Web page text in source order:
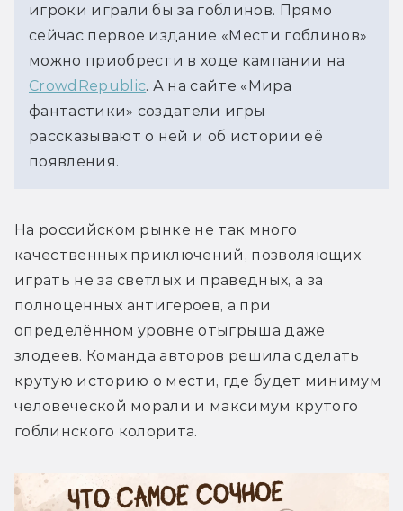
игроки играли бы за гоблинов. Прямо
сейчас первое издание «Мести гоблинов»
CrowdRepublic. А на сайте «Мира
фантастики» создатели игры
рассказывают о ней и об истории её
появления.
На российском рынке не так много
качественных приключений, позволяющих
играть не за светлых и праведных, а за
полноценных антигероев, а при
определённом уровне отыгрыша даже
злодеев. Команда авторов решила сделать
крутую историю о мести, где будет минимум
человеческой морали и максимум крутого
гоблинского колорита.